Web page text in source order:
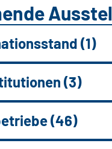
(1)
(3)
(46)